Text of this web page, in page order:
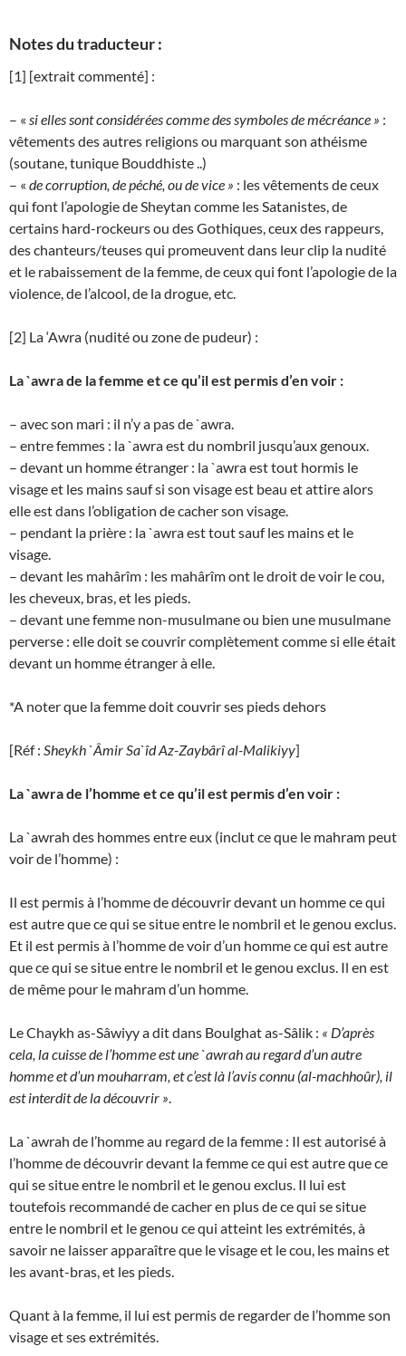
Notes du traducteur :
[1] [extrait commenté] :
– « si elles sont considérées comme des symboles de mécréance » :
vêtements des autres religions ou marquant son athéisme
(soutane, tunique Bouddhiste ..)
– « de corruption, de péché, ou de vice » : les vêtements de ceux
qui font l’apologie de Sheytan comme les Satanistes, de
certains hard-rockeurs ou des Gothiques, ceux des rappeurs,
des chanteurs/teuses qui promeuvent dans leur clip la nudité
et le rabaissement de la femme, de ceux qui font l’apologie de la
violence, de l’alcool, de la drogue, etc.
[2] La ‘Awra (nudité ou zone de pudeur) :
La `awra de la femme et ce qu’il est permis d’en voir :
– avec son mari : il n’y a pas de `awra.
– entre femmes : la `awra est du nombril jusqu’aux genoux.
– devant un homme étranger : la `awra est tout hormis le
visage et les mains sauf si son visage est beau et attire alors
elle est dans l’obligation de cacher son visage.
– pendant la prière : la `awra est tout sauf les mains et le
visage.
– devant les mahârîm : les mahârîm ont le droit de voir le cou,
les cheveux, bras, et les pieds.
– devant une femme non-musulmane ou bien une musulmane
perverse : elle doit se couvrir complètement comme si elle était
devant un homme étranger à elle.
*A noter que la femme doit couvrir ses pieds dehors
[Réf : Sheykh `Âmir Sa`îd Az-Zaybârî al-Malikiyy]
La `awra de l’homme et ce qu’il est permis d’en voir :
La `awrah des hommes entre eux (inclut ce que le mahram peut
voir de l’homme) :
Il est permis à l’homme de découvrir devant un homme ce qui
est autre que ce qui se situe entre le nombril et le genou exclus.
Et il est permis à l’homme de voir d’un homme ce qui est autre
que ce qui se situe entre le nombril et le genou exclus. Il en est
de même pour le mahram d’un homme.
Le Chaykh as-Sâwiyy a dit dans Boulghat as-Sâlik : « D’après
cela, la cuisse de l’homme est une `awrah au regard d’un autre
homme et d’un mouharram, et c’est là l’avis connu (al-machhoûr), il
est interdit de la découvrir ».
La `awrah de l’homme au regard de la femme : Il est autorisé à
l’homme de découvrir devant la femme ce qui est autre que ce
qui se situe entre le nombril et le genou exclus. Il lui est
toutefois recommandé de cacher en plus de ce qui se situe
entre le nombril et le genou ce qui atteint les extrémités, à
savoir ne laisser apparaître que le visage et le cou, les mains et
les avant-bras, et les pieds.
Quant à la femme, il lui est permis de regarder de l’homme son
visage et ses extrémités.